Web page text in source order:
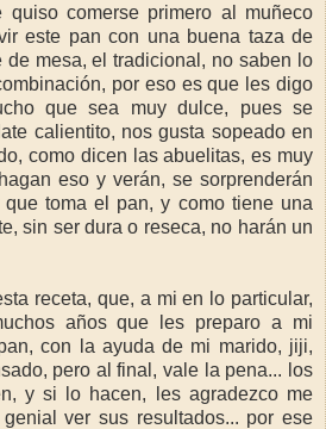
quiso comerse primero al muñeco
este pan con una buena taza de
de mesa, el tradicional, no saben lo
por eso es que les digo
que sea muy dulce, pues se
calientito, nos gusta sopeado en
como dicen las abuelitas, es muy
eso y verán, se sorprenderán
toma el pan, y como tiene una
sin ser dura o reseca, no harán un
receta, que, a mi en lo particular,
años que les preparo a mi
con la ayuda de mi marido, jiji,
pero al final, vale la pena... los
y si lo hacen, les agradezco me
ver sus resultados... por ese